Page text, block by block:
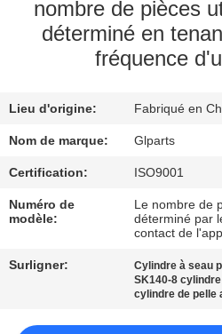
DE
NOUS
DE
L'USINE
CONTRÔLE
LA
nombre de pièces
déterminé en
fréquence
Lieu d'origine: Fabriqué en
Nom de marque: Glparts
Certification: ISO9001
Numéro de
modèle:
Le nombre de
déterminé par
contact de
Surligner: Cylindre à seau
SK140-8
cylindre de pelle